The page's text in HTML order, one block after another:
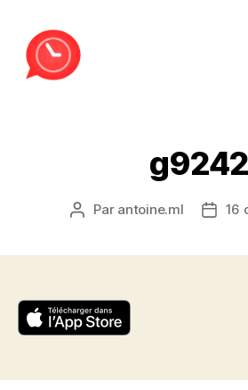
g9242
Auteur
Par antoine.ml
Date
16